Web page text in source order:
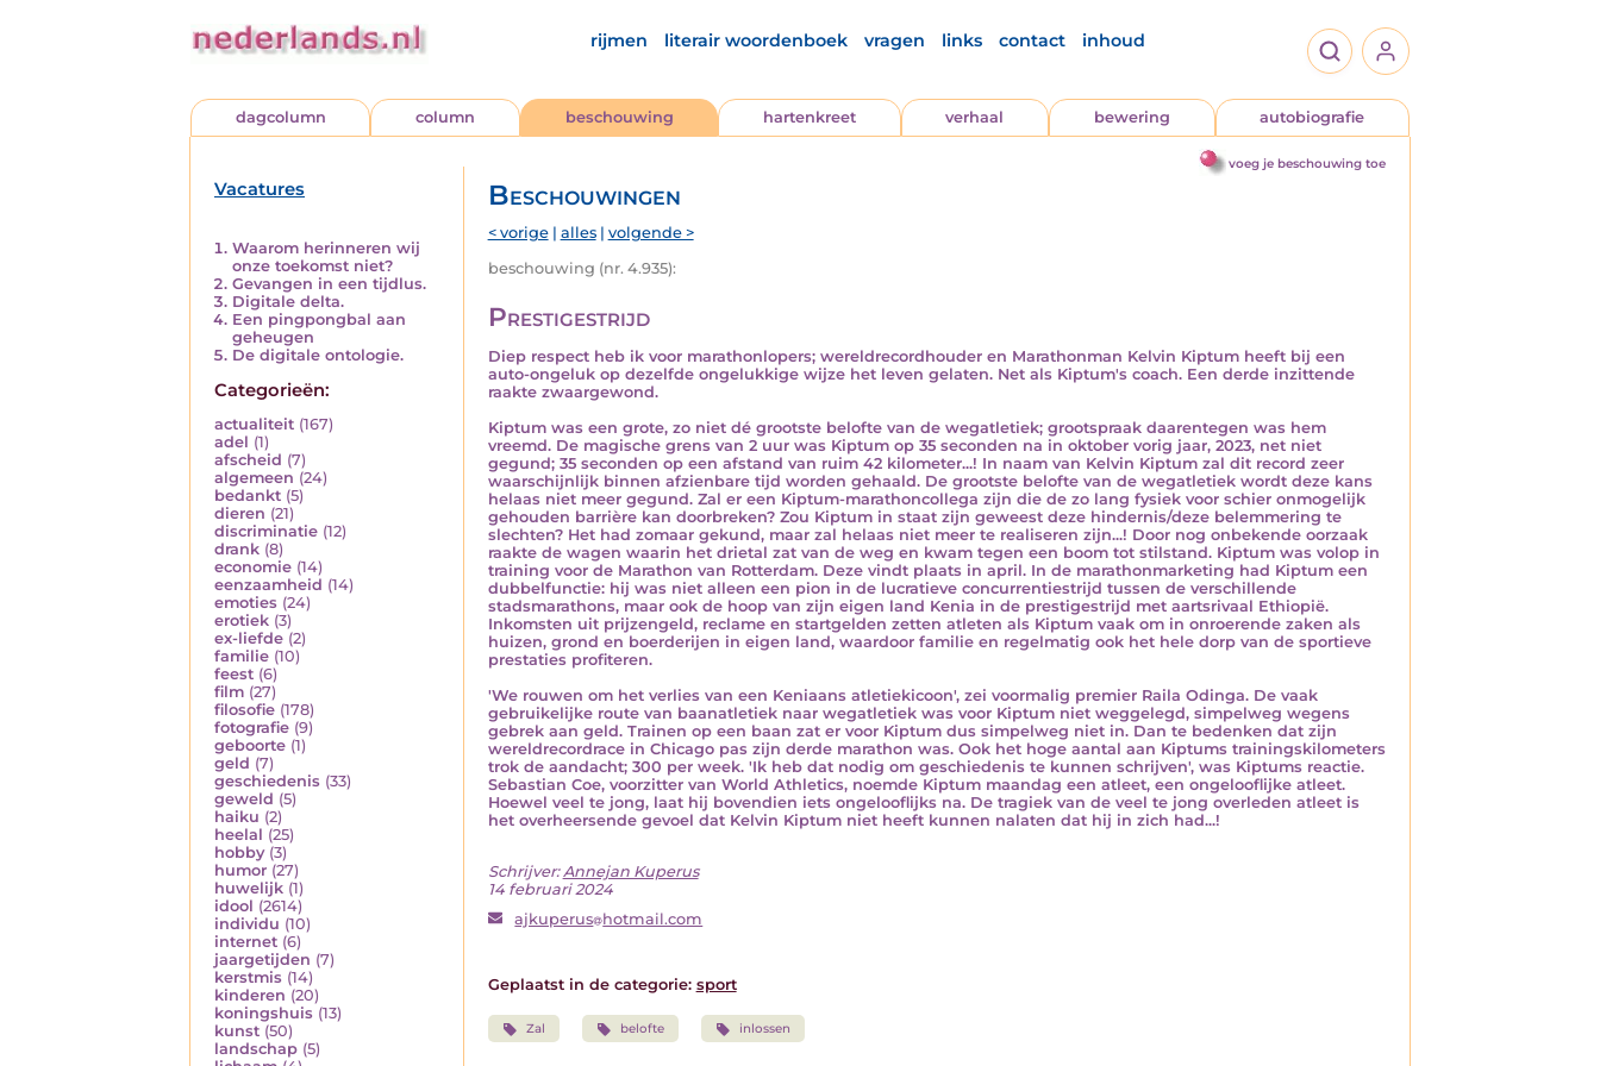
rijmen literair woordenboek vragen links contact inhoud
dagcolumn column beschouwing hartenkreet verhaal bewering autobiografie
voeg je beschouwing toe
Vacatures
Waarom herinneren wij
onze toekomst niet?
Gevangen in een tijdlus.
Digitale delta.
Een pingpongbal aan
geheugen
De digitale ontologie.
Categorieën:
actualiteit (167)
adel (1)
afscheid (7)
algemeen (24)
bedankt (5)
dieren (21)
discriminatie (12)
drank (8)
economie (14)
eenzaamheid (14)
emoties (24)
erotiek (3)
ex-liefde (2)
familie (10)
feest (6)
film (27)
filosofie (178)
fotografie (9)
geboorte (1)
geld (7)
geschiedenis (33)
geweld (5)
haiku (2)
heelal (25)
hobby (3)
humor (27)
huwelijk (1)
idool (2614)
individu (10)
internet (6)
jaargetijden (7)
kerstmis (14)
kinderen (20)
koningshuis (13)
kunst (50)
landschap (5)
Beschouwingen
< vorige| alles| volgende >
beschouwing (nr. 4.935):
Prestigestrijd
Diep respect heb ik voor marathonlopers; wereldrecordhouder en Marathonman Kelvin Kiptum heeft bij een
auto-ongeluk op dezelfde ongelukkige wijze het leven gelaten. Net als Kiptum's coach. Een derde inzittende
raakte zwaargewond.
Kiptum was een grote, zo niet dé grootste belofte van de wegatletiek; grootspraak daarentegen was hem
vreemd. De magische grens van 2 uur was Kiptum op 35 seconden na in oktober vorig jaar, 2023, net niet
gegund; 35 seconden op een afstand van ruim 42 kilometer...! In naam van Kelvin Kiptum zal dit record zeer
waarschijnlijk binnen afzienbare tijd worden gehaald. De grootste belofte van de wegatletiek wordt deze kans
helaas niet meer gegund. Zal er een Kiptum-marathoncollega zijn die de zo lang fysiek voor schier onmogelijk
gehouden barrière kan doorbreken? Zou Kiptum in staat zijn geweest deze hindernis/deze belemmering te
slechten? Het had zomaar gekund, maar zal helaas niet meer te realiseren zijn...! Door nog onbekende oorzaak
raakte de wagen waarin het drietal zat van de weg en kwam tegen een boom tot stilstand. Kiptum was volop in
training voor de Marathon van Rotterdam. Deze vindt plaats in april. In de marathonmarketing had Kiptum een
dubbelfunctie: hij was niet alleen een pion in de lucratieve concurrentiestrijd tussen de verschillende
stadsmarathons, maar ook de hoop van zijn eigen land Kenia in de prestigestrijd met aartsrivaal Ethiopië.
Inkomsten uit prijzengeld, reclame en startgelden zetten atleten als Kiptum vaak om in onroerende zaken als
huizen, grond en boerderijen in eigen land, waardoor familie en regelmatig ook het hele dorp van de sportieve
prestaties profiteren.
'We rouwen om het verlies van een Keniaans atletiekicoon', zei voormalig premier Raila Odinga. De vaak
gebruikelijke route van baanatletiek naar wegatletiek was voor Kiptum niet weggelegd, simpelweg wegens
gebrek aan geld. Trainen op een baan zat er voor Kiptum dus simpelweg niet in. Dan te bedenken dat zijn
wereldrecordrace in Chicago pas zijn derde marathon was. Ook het hoge aantal aan Kiptums trainingskilometers
trok de aandacht; 300 per week. 'Ik heb dat nodig om geschiedenis te kunnen schrijven', was Kiptums reactie.
Sebastian Coe, voorzitter van World Athletics, noemde Kiptum maandag een atleet, een ongelooflijke atleet.
Hoewel veel te jong, laat hij bovendien iets ongelooflijks na. De tragiek van de veel te jong overleden atleet is
het overheersende gevoel dat Kelvin Kiptum niet heeft kunnen nalaten dat hij in zich had...!
Schrijver: Annejan Kuperus
14 februari 2024
ajkuperus hotmail.com
Geplaatst in de categorie: sport
Zal belofte inlossen